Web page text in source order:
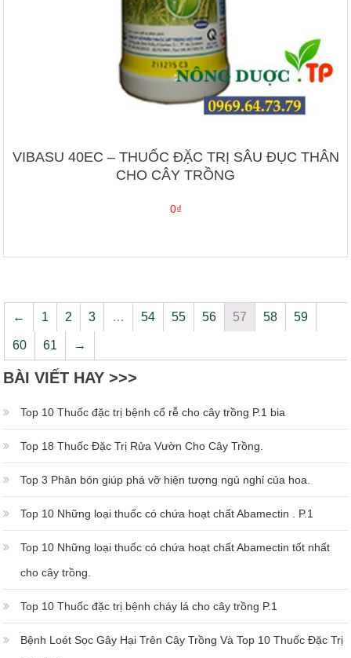
VIBASU 40EC – THUỐC ĐẶC TRỊ SÂU ĐỤC THÂN
CHO CÂY TRỒNG
0₫
← 1 2 3 … 54 55 56 57 58 59
60 61 →
BÀI VIẾT HAY >>>
Top 10 Thuốc đặc trị bệnh cổ rễ cho cây trồng P.1 bia
Top 18 Thuốc Đặc Trị Rửa Vườn Cho Cây Trồng.
Top 3 Phân bón giúp phá vỡ hiện tượng ngủ nghỉ của hoa.
Top 10 Những loại thuốc có chứa hoạt chất Abamectin . P.1
Top 10 Những loại thuốc có chứa hoạt chất Abamectin tốt nhất
cho cây trồng.
Top 10 Thuốc đặc trị bệnh cháy lá cho cây trồng P.1
Bệnh Loét Sọc Gây Hại Trên Cây Trồng Và Top 10 Thuốc Đặc Trị